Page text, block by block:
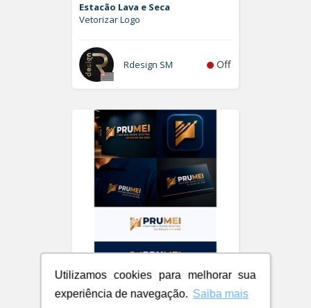
Utilizamos cookies para melhorar sua
experiência de navegação. Saiba mais
Estacão Lava e Seca
Vetorizar Logo
Rdesign SM Off
PRUMEI - Contabilidade Digital
Logo